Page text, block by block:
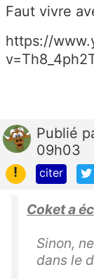
Faut vivre
https://
Publié
09h03
!
citer
Coket a
Sinon,
dans le